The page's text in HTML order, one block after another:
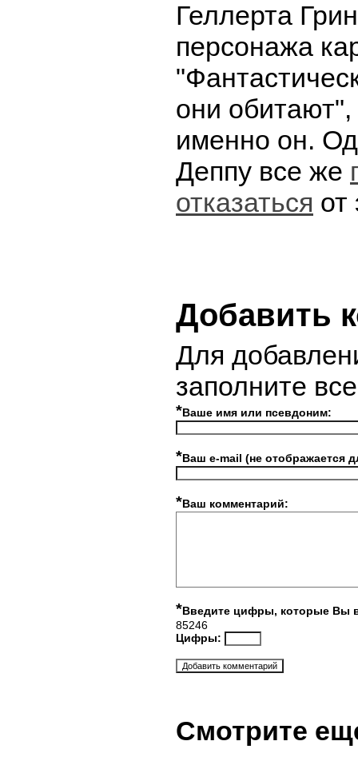
Геллерта
персонажа
они
именно он.
Деппу все же
отказаться от
Добавить
Для
заполните
*Ваше имя или псевдоним:
*Ваш e-mail (не отображается
*Ваш комментарий:
*Введите цифры, которые Вы
85246
Цифры:
Смотрите